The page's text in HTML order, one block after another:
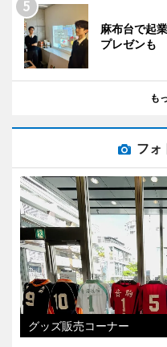
麻布台で起
プレゼンも
も
フォ
グッズ販売コーナー